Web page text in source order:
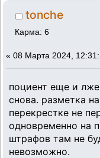
tonche
Карма: 6
« 08 Марта 2024,
поциент еще и
снова. разметка
перекрестке не
одновременно на
штрафов там не
невозможно.